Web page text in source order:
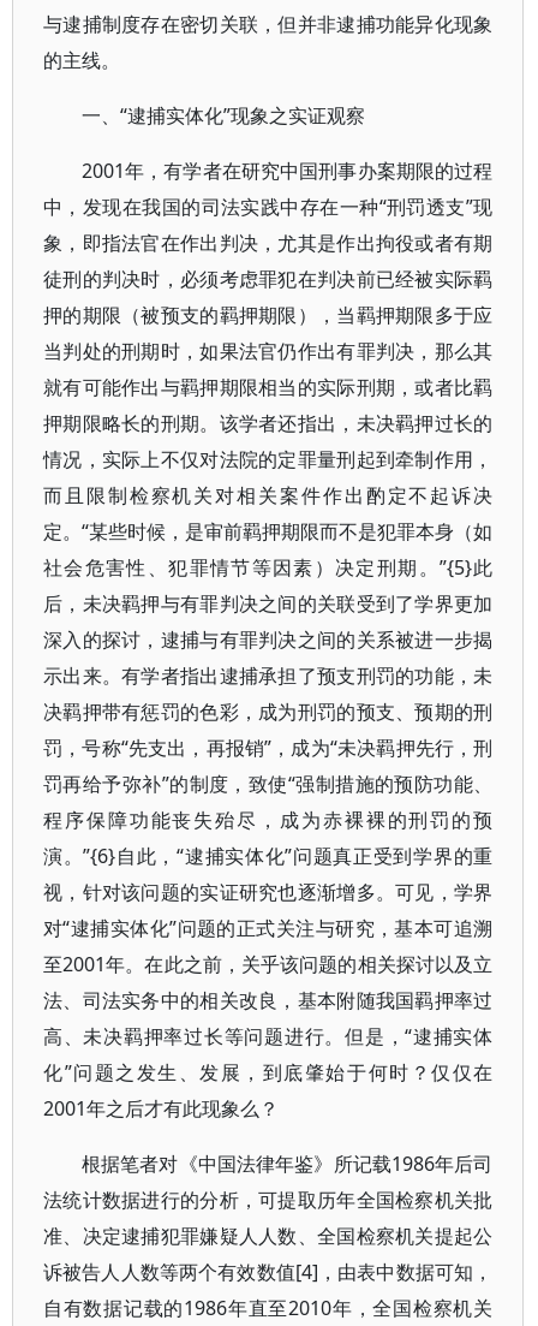
与逮捕制度存在密切关联，但并非逮捕功能异化现象
的主线。
一、“逮捕实体化”现象之实证观察
2001年，有学者在研究中国刑事办案期限的过程
中，发现在我国的司法实践中存在一种“刑罚透支”现
象，即指法官在作出判决，尤其是作出拘役或者有期
徒刑的判决时，必须考虑罪犯在判决前已经被实际羁
押的期限（被预支的羁押期限），当羁押期限多于应
当判处的刑期时，如果法官仍作出有罪判决，那么其
就有可能作出与羁押期限相当的实际刑期，或者比羁
押期限略长的刑期。该学者还指出，未决羁押过长的
情况，实际上不仅对法院的定罪量刑起到牵制作用，
而且限制检察机关对相关案件作出酌定不起诉决
定。“某些时候，是审前羁押期限而不是犯罪本身（如
社会危害性、犯罪情节等因素）决定刑期。”{5}此
后，未决羁押与有罪判决之间的关联受到了学界更加
深入的探讨，逮捕与有罪判决之间的关系被进一步揭
示出来。有学者指出逮捕承担了预支刑罚的功能，未
决羁押带有惩罚的色彩，成为刑罚的预支、预期的刑
罚，号称“先支出，再报销”，成为“未决羁押先行，刑
罚再给予弥补”的制度，致使“强制措施的预防功能、
程序保障功能丧失殆尽，成为赤裸裸的刑罚的预
演。”{6}自此，“逮捕实体化”问题真正受到学界的重
视，针对该问题的实证研究也逐渐增多。可见，学界
对“逮捕实体化”问题的正式关注与研究，基本可追溯
至2001年。在此之前，关乎该问题的相关探讨以及立
法、司法实务中的相关改良，基本附随我国羁押率过
高、未决羁押率过长等问题进行。但是，“逮捕实体
化”问题之发生、发展，到底肇始于何时？仅仅在
2001年之后才有此现象么？
根据笔者对《中国法律年鉴》所记载1986年后司
法统计数据进行的分析，可提取历年全国检察机关批
准、决定逮捕犯罪嫌疑人人数、全国检察机关提起公
诉被告人人数等两个有效数值[4]，由表中数据可知，
自有数据记载的1986年直至2010年，全国检察机关